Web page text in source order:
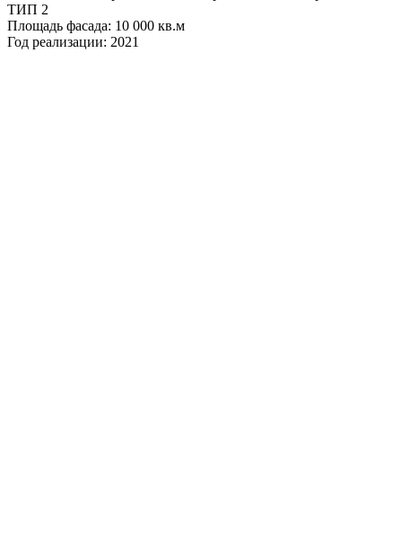
ТИП 2
Площадь фасада: 10 000 кв.м
Год реализации: 2021